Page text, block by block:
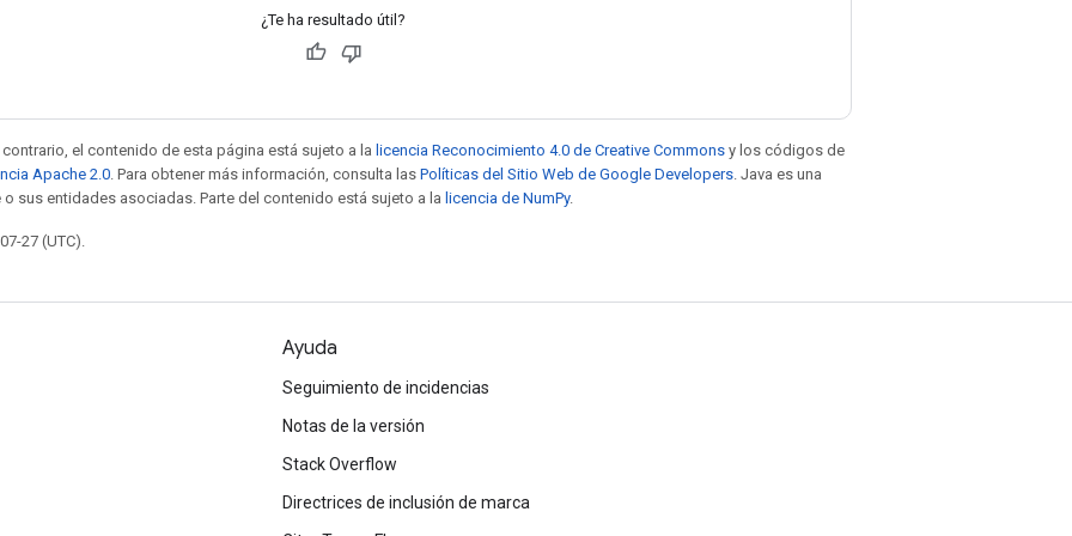
¿Te ha resultado útil?
el contenido de esta página está sujeto a la licencia Reconocimiento 4.0 de Creative Commons y los códigos de
Apache 2.0 . Para obtener más información, consulta las Políticas del Sitio Web de Google Developers . Java es una
sus entidades asociadas. Parte del contenido está sujeto a la licencia de NumPy.
27 (UTC).
Ayuda
Seguimiento de incidencias
Notas de la versión
Stack Overflow
Directrices de inclusión de marca